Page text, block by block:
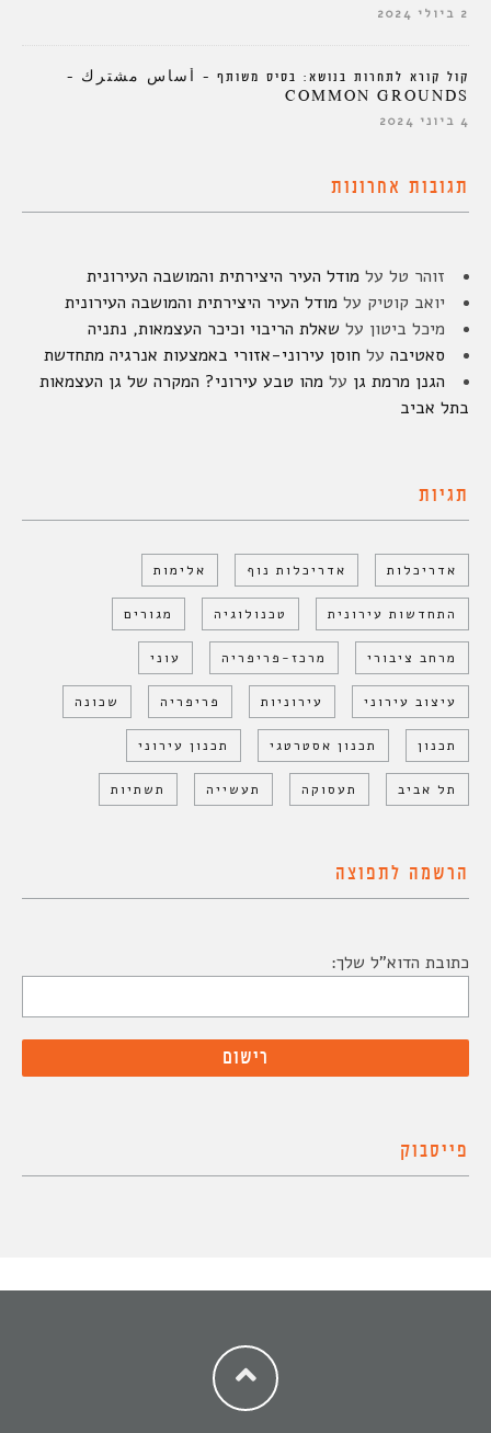
2 ביולי 2024
קול קורא לתחרות בנושא: בסיס משותף – أساس مشترك –
COMMON GROUNDS
4 ביוני 2024
תגובות אחרונות
זוהר טל על מודל העיר היצירתית והמושבה העירונית
יואב קוטיק על מודל העיר היצירתית והמושבה העירונית
מיכל ביטון על שאלת הריבוי וכיכר העצמאות, נתניה
סאטיבה על חוסן עירוני-אזורי באמצעות אנרגיה מתחדשת
הגנן מרמת גן על מהו טבע עירוני? המקרה של גן העצמאות
בתל אביב
תגיות
אדריכלות אדריכלות נוף אלימות
התחדשות עירונית טכנולוגיה מגורים
מרחב ציבורי מרכז-פריפריה עוני
עיצוב עירוני עירוניות פריפריה שכונה
תכנון תכנון אסטרטגי תכנון עירוני
תל אביב תעסוקה תעשייה תשתיות
הרשמה לתפוצה
כתובת הדוא"ל שלך:
פייסבוק